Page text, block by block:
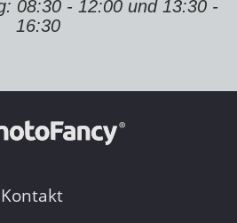
08:30 - 12:00 und 13:30 -
16:30
Kontakt